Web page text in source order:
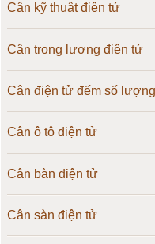
Cân kỹ thuật điện tử
Cân trọng lượng điện tử
Cân điện tử đếm số lượng
Cân ô tô điện tử
Cân bàn điện tử
Cân sàn điện tử